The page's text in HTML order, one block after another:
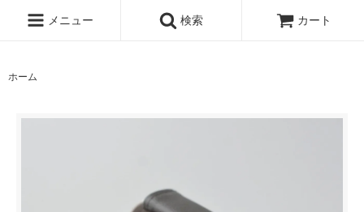
メニュー 検索 カート
ホーム